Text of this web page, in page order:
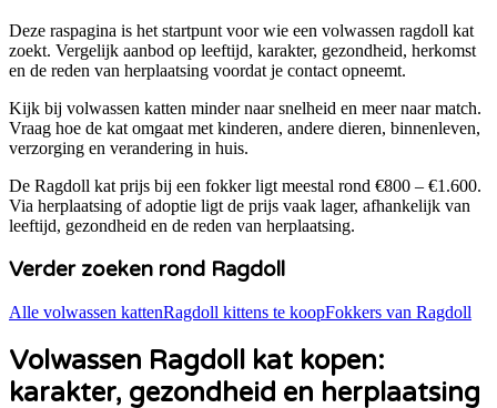
Deze raspagina is het startpunt voor wie een volwassen ragdoll kat
zoekt. Vergelijk aanbod op leeftijd, karakter, gezondheid, herkomst
en de reden van herplaatsing voordat je contact opneemt.
Kijk bij volwassen katten minder naar snelheid en meer naar match.
Vraag hoe de kat omgaat met kinderen, andere dieren, binnenleven,
verzorging en verandering in huis.
De Ragdoll kat prijs bij een fokker ligt meestal rond €800 – €1.600.
Via herplaatsing of adoptie ligt de prijs vaak lager, afhankelijk van
leeftijd, gezondheid en de reden van herplaatsing.
Verder zoeken rond Ragdoll
Alle volwassen kattenRagdoll kittens te koopFokkers van Ragdoll
Volwassen Ragdoll kat kopen:
karakter, gezondheid en herplaatsing